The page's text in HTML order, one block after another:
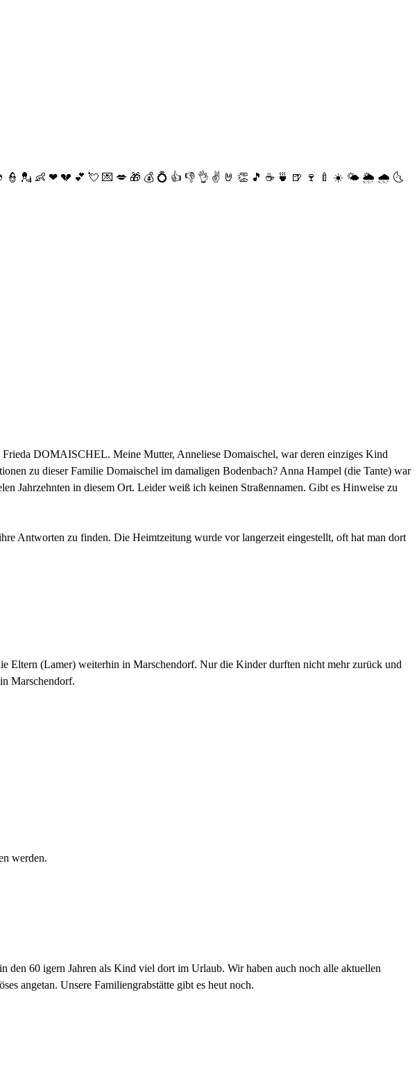
👮 💂 👶 ❤ 💔 💕 💘 💌 💋 🎁 💰 💍 👍 👎 👌 ✌️ 🤘 👏 🎵 ☕️ 🍵 🍺 🍷 🍼 ☀️ 🌤 🌦 🌧 🌜
DOMAISCHEL. Meine Mutter, Anneliese Domaischel, war deren einziges Kind
zu dieser Familie Domaischel im damaligen Bodenbach? Anna Hampel (die Tante) war
Jahrzehnten in diesem Ort. Leider weiß ich keinen Straßennamen. Gibt es Hinweise zu
Antworten zu finden. Die Heimtzeitung wurde vor langerzeit eingestellt, oft hat man dort
Eltern (Lamer) weiterhin in Marschendorf. Nur die Kinder durften nicht mehr zurück und
Marschendorf.
werden.
den 60 igern Jahren als Kind viel dort im Urlaub. Wir haben auch noch alle aktuellen
angetan. Unsere Familiengrabstätte gibt es heut noch.